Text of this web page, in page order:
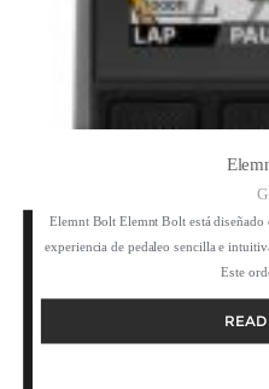
Elemnt Bolt Elemnt Bolt está diseñado
experiencia de pedaleo sencilla e
Este